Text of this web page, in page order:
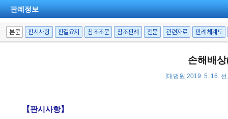
판례정보
본문 판시사항 판결요지 참조조문 참조판례 전문 관련자료 판례체계도
손해배
[대법원 2019. 5. 16.
【판시사항】